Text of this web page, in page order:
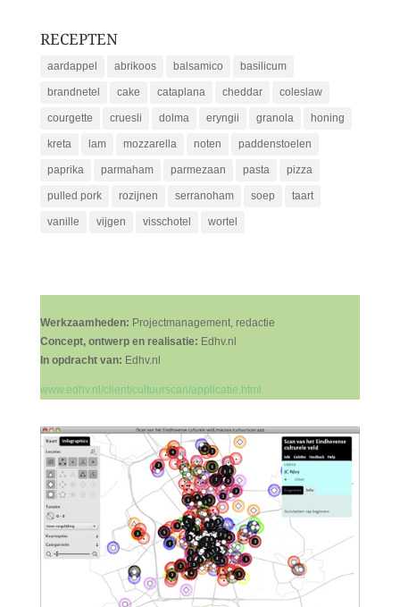
RECEPTEN
aardappel abrikoos balsamico basilicum
brandnetel cake cataplana cheddar coleslaw
courgette cruesli dolma eryngii granola honing
kreta lam mozzarella noten paddenstoelen
paprika parmaham parmezaan pasta pizza
pulled pork rozijnen serranoham soep taart
vanille vijgen visschotel wortel
Werkzaamheden: Projectmanagement, redactie
Concept, ontwerp en realisatie: Edhv.nl
In opdracht van: Edhv.nl
www.edhv.nl/client/cultuurscan/applicatie.html